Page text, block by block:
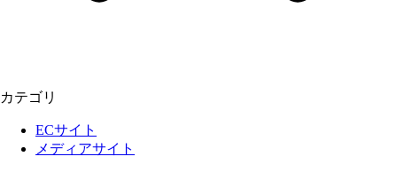
カテゴリ
ECサイト
メディアサイト